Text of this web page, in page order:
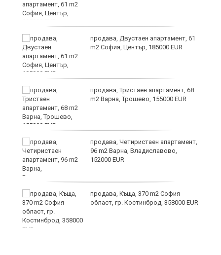
продава, Двустаен апартамент, 61
m2 София, Център, 185000 EUR
продава, Тристаен апартамент, 68
m2 Варна, Трошево, 155000 EUR
продава, Четиристаен апартамент,
96 m2 Варна, Владиславово,
152000 EUR
продава, Къща, 370 m2 София
област, гр. Костинброд, 358000 EUR